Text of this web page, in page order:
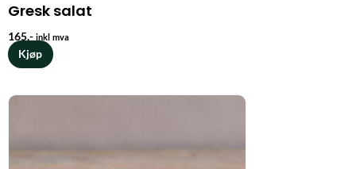
Gresk salat
165,- inkl mva
Kjøp